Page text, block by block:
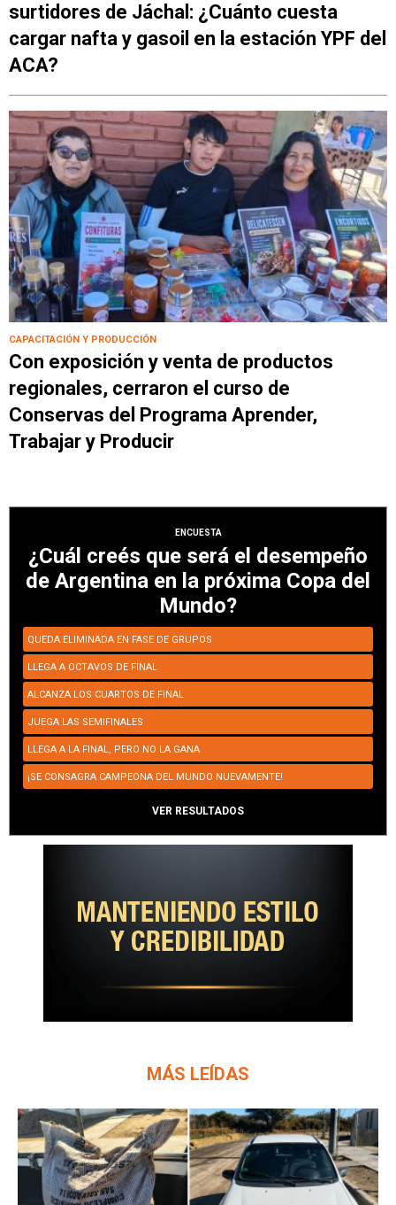
surtidores de Jáchal: ¿Cuánto cuesta
cargar nafta y gasoil en la estación YPF del
ACA?
CAPACITACIÓN Y PRODUCCIÓN
Con exposición y venta de productos
regionales, cerraron el curso de
Conservas del Programa Aprender,
Trabajar y Producir
ENCUESTA
¿Cuál creés que será el desempeño
de Argentina en la próxima Copa del
Mundo?
QUEDA ELIMINADA EN FASE DE GRUPOS
LLEGA A OCTAVOS DE FINAL
ALCANZA LOS CUARTOS DE FINAL
JUEGA LAS SEMIFINALES
LLEGA A LA FINAL, PERO NO LA GANA
¡SE CONSAGRA CAMPEONA DEL MUNDO NUEVAMENTE!
VER RESULTADOS
MÁS LEÍDAS